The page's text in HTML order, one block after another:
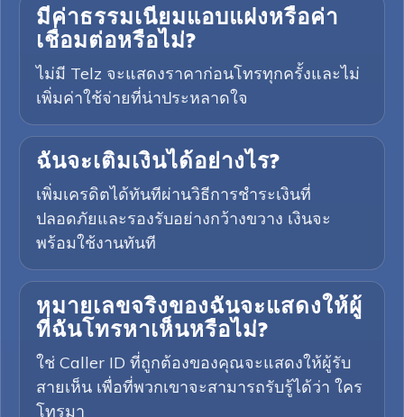
มีค่าธรรมเนียมแอบแฝงหรือค่า
เชื่อมต่อหรือไม่?
ไม่มี Telz จะแสดงราคาก่อนโทรทุกครั้งและไม่
เพิ่มค่าใช้จ่ายที่น่าประหลาดใจ
ฉันจะเติมเงินได้อย่างไร?
เพิ่มเครดิตได้ทันทีผ่านวิธีการชำระเงินที่
ปลอดภัยและรองรับอย่างกว้างขวาง เงินจะ
พร้อมใช้งานทันที
หมายเลขจริงของฉันจะแสดงให้ผู้
ที่ฉันโทรหาเห็นหรือไม่?
ใช่ Caller ID ที่ถูกต้องของคุณจะแสดงให้ผู้รับ
สายเห็น เพื่อที่พวกเขาจะสามารถรับรู้ได้ว่า ใคร
โทรมา